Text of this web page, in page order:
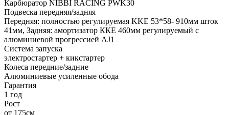
Карбюратор NIBBI RACING PWK30
Подвеска передняя/задняя
Передняя: полностью регулируемая KKE 53*58- 910мм шток
41мм, Задняя: амортизатор ККЕ 460мм регулируемый с
алюминиевой прогрессией AJ1
Система запуска
электростартер + кикстартер
Колеса передние/задние
Алюминиевые усиленные обода
Гарантия
1 год
Рост
от 175см